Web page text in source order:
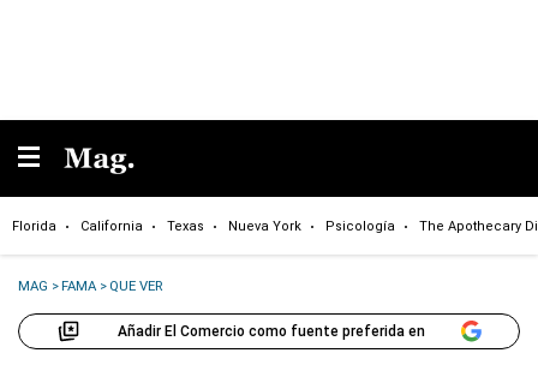
Florida California Texas Nueva York Psicología The Apothecary
MAG >FAMA > QUE VER
Añadir El Comercio como fuente preferida en